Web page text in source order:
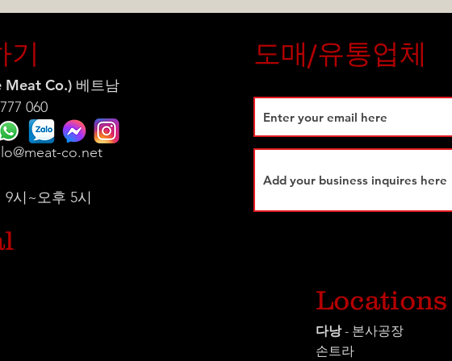
기
Meat Co.) 베트남
060
co.net
시~오후 5시
도매/유통업체
Locations
다낭 - 본사공장
손트라